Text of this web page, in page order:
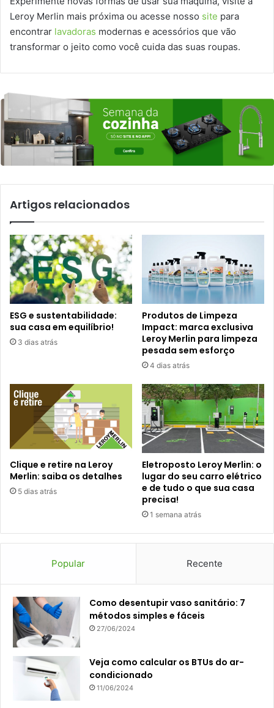
Leroy Merlin mais próxima ou acesse nosso site para
encontrar lavadoras modernas e acessórios que vão
transformar o jeito como você cuida das suas roupas.
Artigos relacionados
ESG e sustentabilidade:
sua casa em equilíbrio!
3 dias atrás
Produtos de Limpeza
Impact: marca exclusiva
Leroy Merlin para limpeza
pesada sem esforço
4 dias atrás
Clique e retire na Leroy
Merlin: saiba os detalhes
5 dias atrás
Eletroposto Leroy Merlin: o
lugar do seu carro elétrico
e de tudo o que sua casa
precisa!
1 semana atrás
Popular Recente
Como desentupir vaso sanitário: 7
métodos simples e fáceis
27/06/2024
Veja como calcular os BTUs do ar-
condicionado
11/06/2024